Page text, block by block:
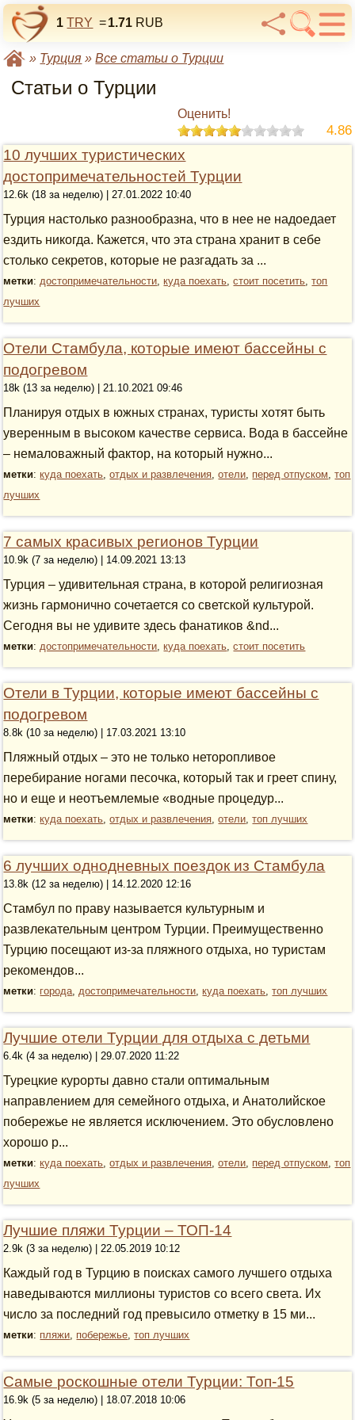
1 TRY =1.71 RUB
» Турция »Все статьи о Турции
Статьи о Турции
Оценить!
4.86
10 лучших туристических
достопримечательностей Турции
12.6k (18 за неделю) | 27.01.2022 10:40
Турция настолько разнообразна, что в нее не надоедает
ездить никогда. Кажется, что эта страна хранит в себе
столько секретов, которые не разгадать за ...
метки:достопримечательности,куда поехать,стоит посетить,топ
лучших
Отели Стамбула, которые имеют бассейны с
подогревом
18k (13 за неделю) | 21.10.2021 09:46
Планируя отдых в южных странах, туристы хотят быть
уверенным в высоком качестве сервиса. Вода в бассейне
– немаловажный фактор, на который нужно...
метки:куда поехать,отдых и развлечения,отели, перед отпуском,топ
лучших
7 самых красивых регионов Турции
10.9k (7 за неделю) | 14.09.2021 13:13
Турция – удивительная страна, в которой религиозная
жизнь гармонично сочетается со светской культурой.
Сегодня вы не удивите здесь фанатиков &nd...
метки:достопримечательности,куда поехать,стоит посетить
Отели в Турции, которые имеют бассейны с
подогревом
8.8k (10 за неделю) | 17.03.2021 13:10
Пляжный отдых – это не только неторопливое
перебирание ногами песочка, который так и греет спину,
но и еще и неотъемлемые «водные процедур...
метки:куда поехать,отдых и развлечения,отели,топ лучших
6 лучших однодневных поездок из Стамбула
13.8k (12 за неделю) | 14.12.2020 12:16
Стамбул по праву называется культурным и
развлекательным центром Турции. Преимущественно
Турцию посещают из-за пляжного отдыха, но туристам
рекомендов...
метки: города,достопримечательности,куда поехать,топ лучших
Лучшие отели Турции для отдыха с детьми
6.4k (4 за неделю) | 29.07.2020 11:22
Турецкие курорты давно стали оптимальным
направлением для семейного отдыха, и Анатолийское
побережье не является исключением. Это обусловлено
хорошо р...
метки:куда поехать,отдых и развлечения,отели, перед отпуском,топ
лучших
Лучшие пляжи Турции – ТОП-14
2.9k (3 за неделю) | 22.05.2019 10:12
Каждый год в Турцию в поисках самого лучшего отдыха
наведываются миллионы туристов со всего света. Их
число за последний год превысило отметку в 15 ми...
метки: пляжи, побережье,топ лучших
Самые роскошные отели Турции: Топ-15
16.9k (5 за неделю) | 18.07.2018 10:06